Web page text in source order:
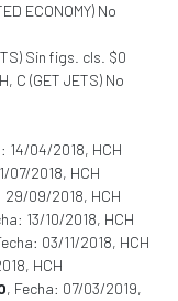
ECONOMY) No
Sin figs. cls. $0
C (GET JETS) No
14/04/2018, HCH
07/2018, HCH
29/09/2018, HCH
13/10/2018, HCH
03/11/2018, HCH
HCH
, Fecha: 07/03/2019,